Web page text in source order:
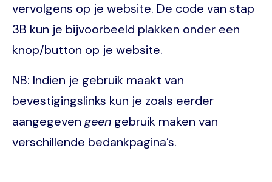
vervolgens op je website. De code van stap
3B kun je bijvoorbeeld plakken onder een
knop/button op je website.
NB: Indien je gebruik maakt van
bevestigingslinks kun je zoals eerder
aangegeven geen gebruik maken van
verschillende bedankpagina’s.